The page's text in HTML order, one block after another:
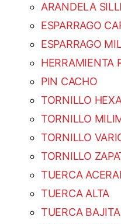
ARANDELA
ESPARRAGO
ESPARRAGO
HERRAMIENTA
PIN CACHO
TORNILLO
TORNILLO
TORNILLO
TORNILLO
TUERCA
TUERCA ALTA
TUERCA BAJITA